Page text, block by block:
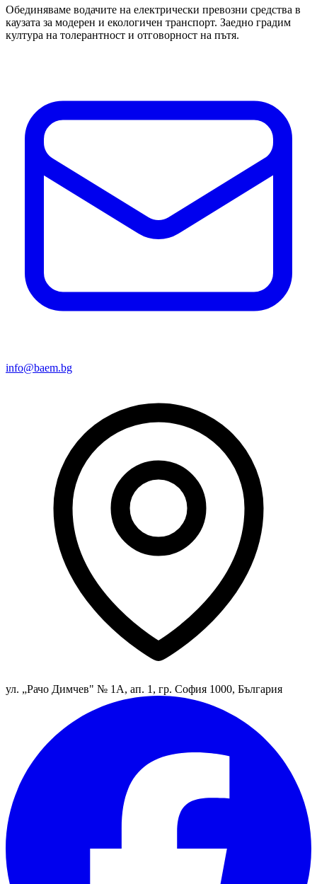
Обединяваме водачите на електрически превозни средства в
каузата за модерен и екологичен транспорт. Заедно градим
култура на толерантност и отговорност на пътя.
info@baem.bg
ул. „Рачо Димчев" № 1А, ап. 1, гр. София 1000, България